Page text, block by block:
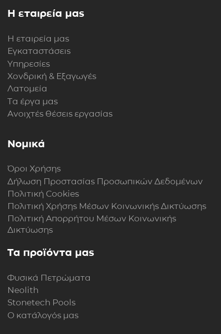
Η εταιρεία μας
Η εταιρεία μας
Εγκαταστάσεις
Υπηρεσίες
Χονδρική & Εξαγωγές
Λατομεία
Τα έργα μας
Ανοιχτές θέσεις εργασίας
Νομικά
Όροι Χρήσης
Δήλωση Προστασίας Προσωπικών Δεδομένων
Πολιτική Cookies
Πολιτική Xρήσης Mέσων Kοινωνικής Δικτύωσης
Πολιτική Απορρήτου Μέσων Κοινωνικής
Δικτύωσης
Τα προϊόντα μας
Φυσικά Πετρώματα
Neolith
Stonetech Pools
Ο κατάλογός μας